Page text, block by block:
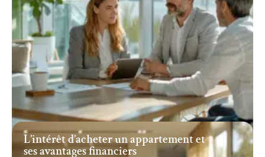
L’intérêt d’acheter un appartement et
ses avantages financiers